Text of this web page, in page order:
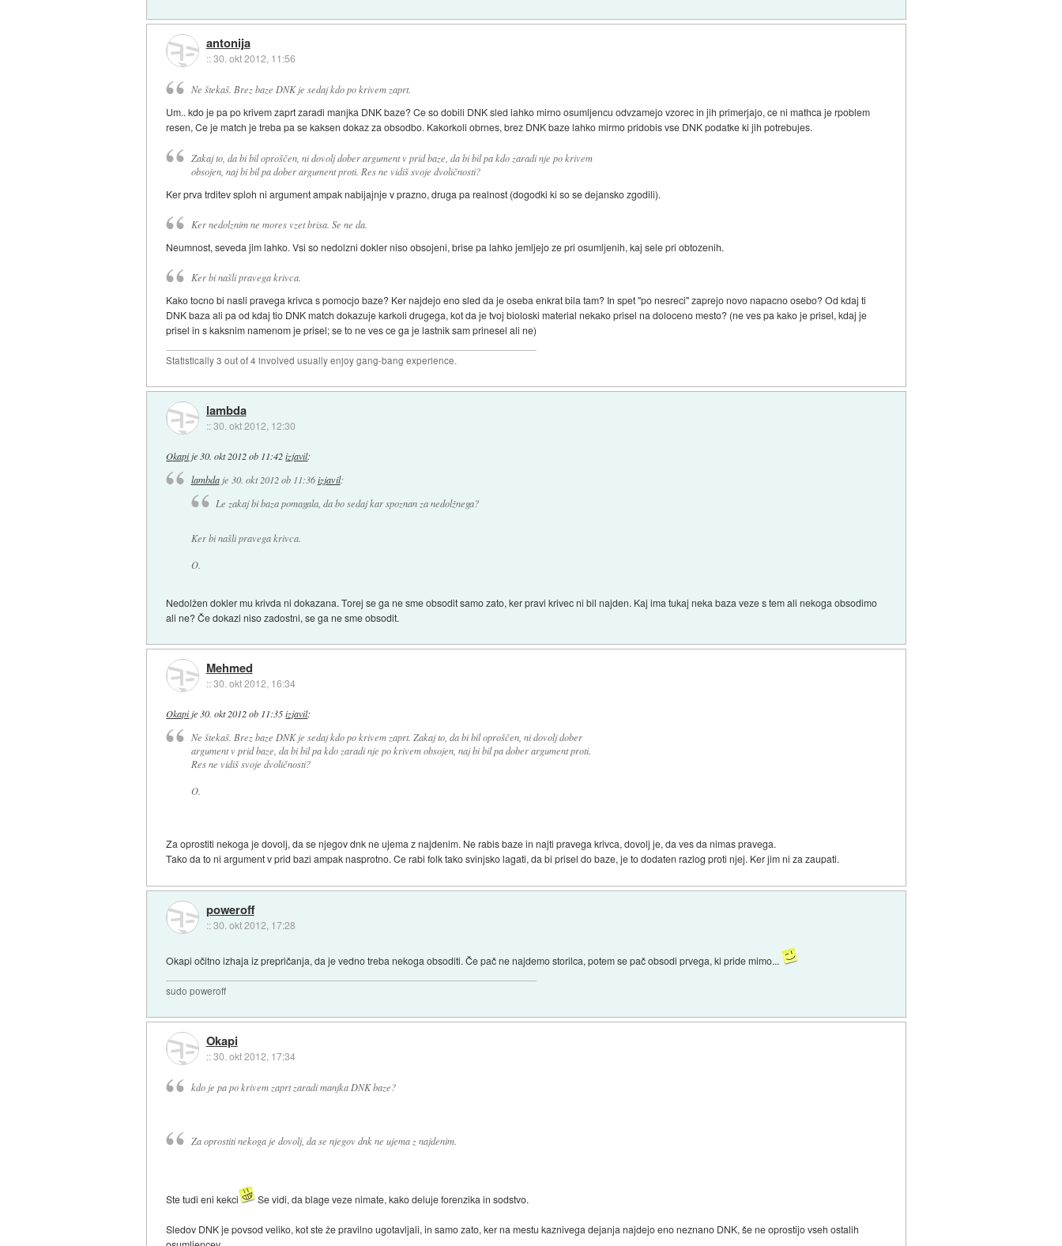
antonija
::30. okt 2012, 11:56
Ne štekaš. Brez baze DNK je sedaj kdo po krivem zaprt.
Um.. kdo je pa po krivem zaprt zaradi manjka DNK baze? Ce so dobili DNK sled lahko mirno osumljencu odvzamejo vzorec in jih primerjajo, ce ni mathca je rpoblem
resen, Ce je match je treba pa se kaksen dokaz za obsodbo. Kakorkoli obrnes, brez DNK baze lahko mirmo pridobis vse DNK podatke ki jih potrebujes.
Zakaj to, da bi bil oproščen, ni dovolj dober argument v prid baze, da bi bil pa kdo zaradi nje po krivem
obsojen, naj bi bil pa dober argument proti. Res ne vidiš svoje dvoličnosti?
Ker prva trditev sploh ni argument ampak nabijajnje v prazno, druga pa realnost (dogodki ki so se dejansko zgodili).
Ker nedolznim ne mores vzet brisa. Se ne da.
Neumnost, seveda jim lahko. Vsi so nedolzni dokler niso obsojeni, brise pa lahko jemljejo ze pri osumljenih, kaj sele pri obtozenih.
Ker bi našli pravega krivca.
Kako tocno bi nasli pravega krivca s pomocjo baze? Ker najdejo eno sled da je oseba enkrat bila tam? In spet "po nesreci" zaprejo novo napacno osebo? Od kdaj ti
DNK baza ali pa od kdaj tio DNK match dokazuje karkoli drugega, kot da je tvoj bioloski material nekako prisel na doloceno mesto? (ne ves pa kako je prisel, kdaj je
prisel in s kaksnim namenom je prisel; se to ne ves ce ga je lastnik sam prinesel ali ne)
Statistically 3 out of 4 involved usually enjoy gang-bang experience.
lambda
::30. okt 2012, 12:30
Okapije 30. okt 2012 ob 11:42 izjavil:
lambdaje 30. okt 2012 ob 11:36 izjavil:
Le zakaj bi baza pomagala, da bo sedaj kar spoznan za nedolžnega?
Ker bi našli pravega krivca.
O.
Nedolžen dokler mu krivda ni dokazana. Torej se ga ne sme obsodit samo zato, ker pravi krivec ni bil najden. Kaj ima tukaj neka baza veze s tem ali nekoga obsodimo
ali ne? Če dokazi niso zadostni, se ga ne sme obsodit.
Mehmed
::30. okt 2012, 16:34
Okapije 30. okt 2012 ob 11:35 izjavil:
Ne štekaš. Brez baze DNK je sedaj kdo po krivem zaprt. Zakaj to, da bi bil oproščen, ni dovolj dober
argument v prid baze, da bi bil pa kdo zaradi nje po krivem obsojen, naj bi bil pa dober argument proti.
Res ne vidiš svoje dvoličnosti?
O.
Za oprostiti nekoga je dovolj, da se njegov dnk ne ujema z najdenim. Ne rabis baze in najti pravega krivca, dovolj je, da ves da nimas pravega.
Tako da to ni argument v prid bazi ampak nasprotno. Ce rabi folk tako svinjsko lagati, da bi prisel do baze, je to dodaten razlog proti njej. Ker jim ni za zaupati.
poweroff
::30. okt 2012, 17:28
Okapi očitno izhaja iz prepričanja, da je vedno treba nekoga obsoditi. Če pač ne najdemo storilca, potem se pač obsodi prvega, ki pride mimo...
sudo poweroff
Okapi
::30. okt 2012, 17:34
kdo je pa po krivem zaprt zaradi manjka DNK baze?
Za oprostiti nekoga je dovolj, da se njegov dnk ne ujema z najdenim.
Ste tudi eni kekci Se vidi, da blage veze nimate, kako deluje forenzika in sodstvo.
Sledov DNK je povsod veliko, kot ste že pravilno ugotavljali, in samo zato, ker na mestu kaznivega dejanja najdejo eno neznano DNK, še ne oprostijo vseh ostalih